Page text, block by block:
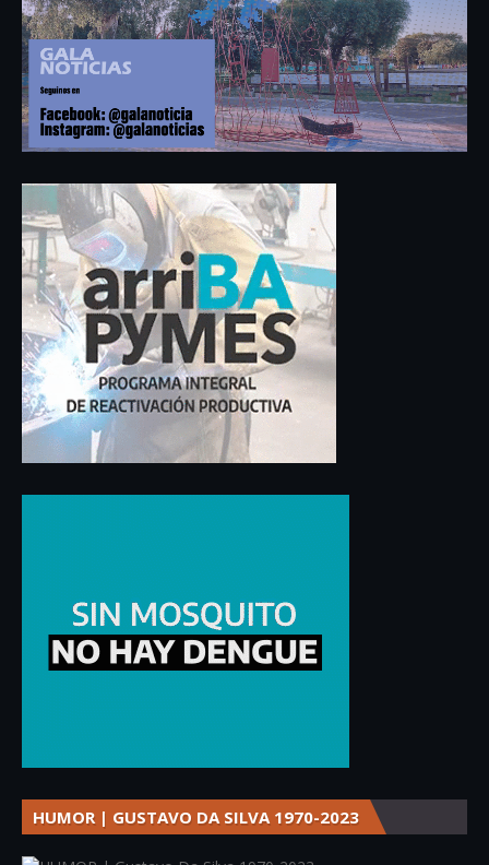
HUMOR | GUSTAVO DA SILVA 1970-2023